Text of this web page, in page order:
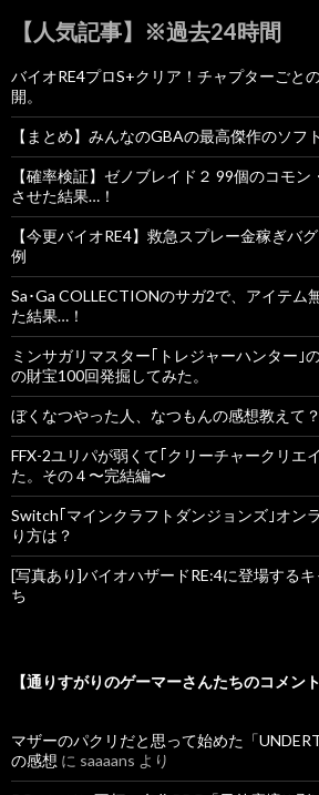
【人気記事】※過去24時間
バイオRE4プロS+クリア！チャプターごと
開。
【まとめ】みんなのGBAの最高傑作のソフ
【確率検証】ゼノブレイド２ 99個のコモ
させた結果…！
【今更バイオRE4】救急スプレー金稼ぎバ
例
Sa･Ga COLLECTIONのサガ2で、アイテム
た結果…！
ミンサガリマスター｢トレジャーハンター｣
の財宝100回発掘してみた。
ぼくなつやった人、なつもんの感想教えて
FFX-2ユリパが弱くて｢クリーチャークリエ
た。その４〜完結編〜
Switch｢マインクラフトダンジョンズ｣オン
り方は？
[写真あり]バイオハザードRE:4に登場する
ち
【通りすがりのゲーマーさんたちのコメント
マザーのパクリだと思って始めた「
の感想 に saaaans より